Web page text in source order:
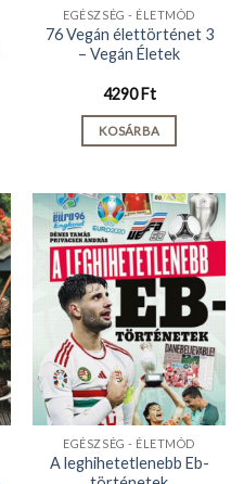
EGÉSZSÉG - ÉLETMÓD
76 Vegán élettörténet 3
– Vegán Életek
4290Ft
KOSÁRBA
EGÉSZSÉG - ÉLETMÓD
A leghihetetlenebb Eb-